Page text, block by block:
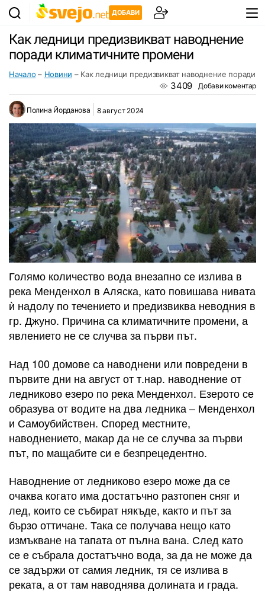
ДОБАВИ
Как ледници предизвикват наводнение
поради климатичните промени
Начало – Новини – Как ледници предизвикват наводнение поради
3409 Добави коментар
Полина Йорданова 8 август 2024
Голямо количество вода внезапно се излива в
река Менденхол в Аляска, като повишава нивата
ѝ надолу по течението и предизвиква неводния в
гр. Джуно. Причина са климатичните промени, а
явлението не се случва за първи път.
Над 100 домове са наводнени или повредени в
първите дни на август от т.нар. наводнение от
ледниково езеро по река Менденхол. Езерото се
образува от водите на два ледника – Менденхол
и Самоубийствен. Според местните,
наводнението, макар да не се случва за първи
път, по мащабите си е безпрецедентно.
Наводнение от ледниково езеро може да се
очаква когато има достатъчно разтопен сняг и
лед, които се събират някъде, както и път за
бързо оттичане. Така се получава нещо като
измъкване на тапата от пълна вана. След като
се е събрала достатъчно вода, за да не може да
се задържи от самия ледник, тя се излива в
реката, а от там наводнява долината и града.